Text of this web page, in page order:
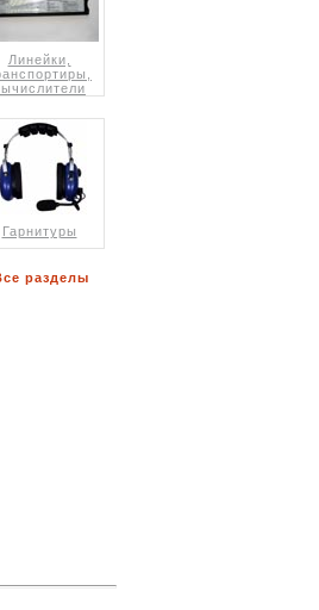
Линейки,
Гарнитуры
разделы